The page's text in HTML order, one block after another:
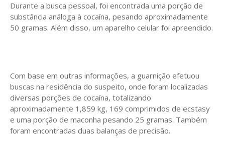
Durante a busca pessoal, foi encontrada uma porção de
substância análoga à cocaína, pesando aproximadamente
50 gramas. Além disso, um aparelho celular foi apreendido.
Com base em outras informações, a guarnição efetuou
buscas na residência do suspeito, onde foram localizadas
diversas porções de cocaína, totalizando
aproximadamente 1,859 kg, 169 comprimidos de ecstasy
e uma porção de maconha pesando 25 gramas. Também
foram encontradas duas balanças de precisão.